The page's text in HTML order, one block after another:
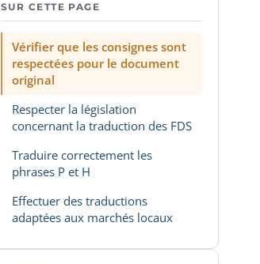
SUR CETTE PAGE
Vérifier que les consignes sont
respectées pour le document
original
Respecter la législation
concernant la traduction des FDS
Traduire correctement les
phrases P et H
Effectuer des traductions
adaptées aux marchés locaux